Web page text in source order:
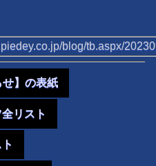
blog/tb.aspx/
せ】の表紙
リスト